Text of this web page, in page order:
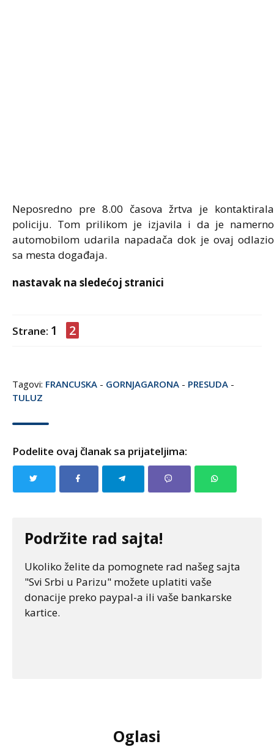
Neposredno pre 8.00 časova žrtva je kontaktirala
policiju. Tom prilikom je izjavila i da je namerno
automobilom udarila napadača dok je ovaj odlazio
sa mesta događaja.
nastavak na sledećoj stranici
Strane: 1 2
Tagovi: FRANCUSKA - GORNJAGARONA - PRESUDA -
TULUZ
Podelite ovaj članak sa prijateljima:
Podržite rad sajta!
Ukoliko želite da pomognete rad našeg sajta
"Svi Srbi u Parizu" možete uplatiti vaše
donacije preko paypal-a ili vaše bankarske
kartice.
Oglasi